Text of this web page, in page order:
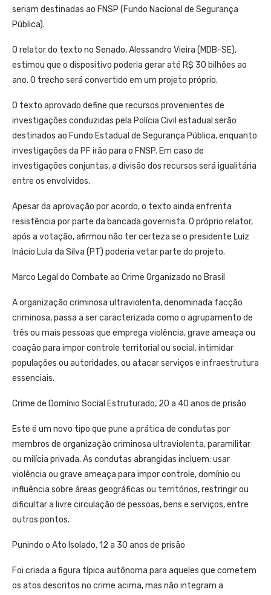
seriam destinadas ao FNSP (Fundo Nacional de Segurança
Pública).
O relator do texto no Senado, Alessandro Vieira (MDB-SE),
estimou que o dispositivo poderia gerar até R$ 30 bilhões ao
ano. O trecho será convertido em um projeto próprio.
O texto aprovado define que recursos provenientes de
investigações conduzidas pela Polícia Civil estadual serão
destinados ao Fundo Estadual de Segurança Pública, enquanto
investigações da PF irão para o FNSP. Em caso de
investigações conjuntas, a divisão dos recursos será igualitária
entre os envolvidos.
Apesar da aprovação por acordo, o texto ainda enfrenta
resistência por parte da bancada governista. O próprio relator,
após a votação, afirmou não ter certeza se o presidente Luiz
Inácio Lula da Silva (PT) poderia vetar parte do projeto.
Marco Legal do Combate ao Crime Organizado no Brasil
A organização criminosa ultraviolenta, denominada facção
criminosa, passa a ser caracterizada como o agrupamento de
três ou mais pessoas que emprega violência, grave ameaça ou
coação para impor controle territorial ou social, intimidar
populações ou autoridades, ou atacar serviços e infraestrutura
essenciais.
Crime de Domínio Social Estruturado, 20 a 40 anos de prisão
Este é um novo tipo que pune a prática de condutas por
membros de organização criminosa ultraviolenta, paramilitar
ou milícia privada. As condutas abrangidas incluem: usar
violência ou grave ameaça para impor controle, domínio ou
influência sobre áreas geográficas ou territórios, restringir ou
dificultar a livre circulação de pessoas, bens e serviços, entre
outros pontos.
Punindo o Ato Isolado, 12 a 30 anos de prisão
Foi criada a figura típica autônoma para aqueles que cometem
os atos descritos no crime acima, mas não integram a